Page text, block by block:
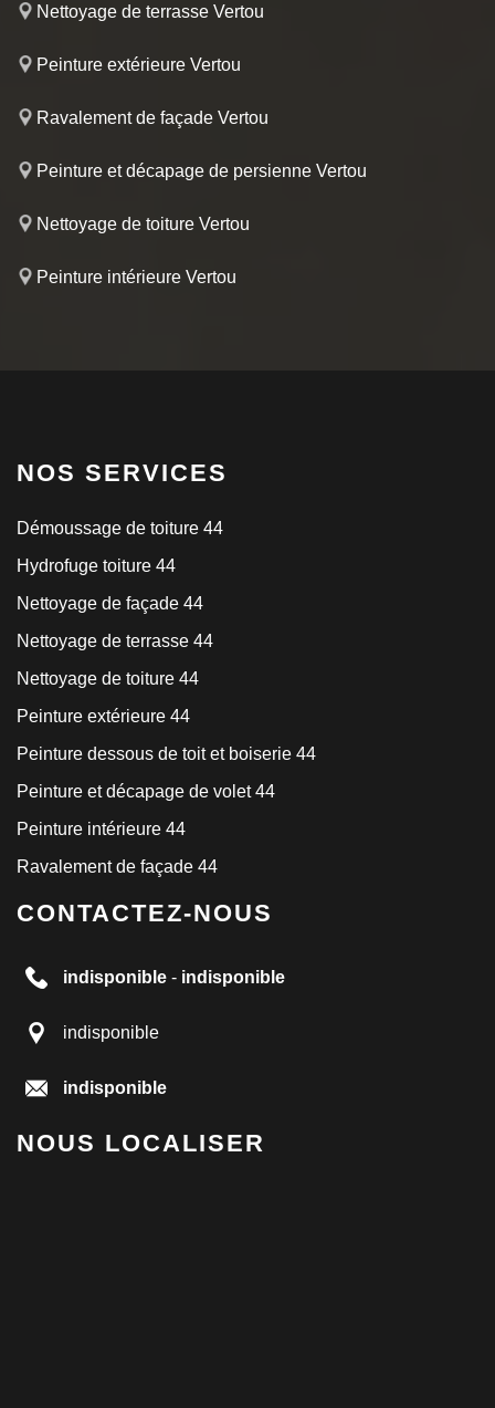
Nettoyage de terrasse Vertou
Peinture extérieure Vertou
Ravalement de façade Vertou
Peinture et décapage de persienne Vertou
Nettoyage de toiture Vertou
Peinture intérieure Vertou
NOS SERVICES
Démoussage de toiture 44
Hydrofuge toiture 44
Nettoyage de façade 44
Nettoyage de terrasse 44
Nettoyage de toiture 44
Peinture extérieure 44
Peinture dessous de toit et boiserie 44
Peinture et décapage de volet 44
Peinture intérieure 44
Ravalement de façade 44
CONTACTEZ-NOUS
indisponible - indisponible
indisponible
indisponible
NOUS LOCALISER